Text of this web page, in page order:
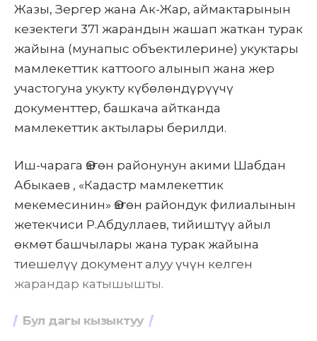
Жазы, Зергер жана Ак-Жар, аймактарынын
кезектеги 371 жарандын жашап жаткан турак
жайына (мунапыс объектилерине) укуктары
мамлекеттик каттоого алынып жана жер
участогуна укукту күбөлөндүрүүчү
документтер, башкача айтканда
мамлекеттик актылары берилди.
Иш-чарага Өзгөн районунун акими Шабдан
Абыкаев , «Кадастр мамлекеттик
мекемесинин» Өзгөн райондук филиалынын
жетекчиси Р.Абдуллаев, тийиштүү айыл
өкмөт башчылары жана турак жайына
тиешелүү документ алуу үчүн келген
жарандар катышышты.
Бул дагы кызыктуу